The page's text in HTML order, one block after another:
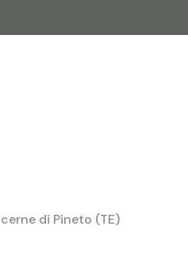
di Pineto (TE)